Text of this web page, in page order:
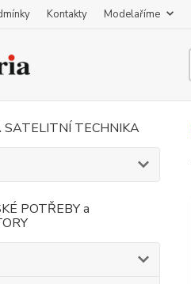
Kontakty Modelaříme
TECHNIKA
POTŘEBY a